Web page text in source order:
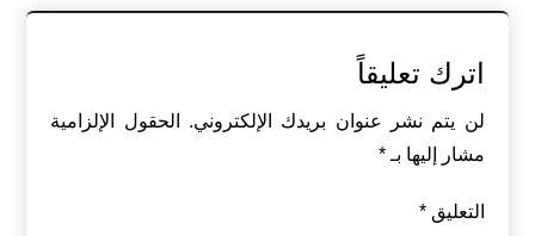
اترك تعليقاً
لن يتم نشر عنوان بريدك الإلكتروني.
الحقول الإلزامية
مشار إليها بـ*
التعليق*